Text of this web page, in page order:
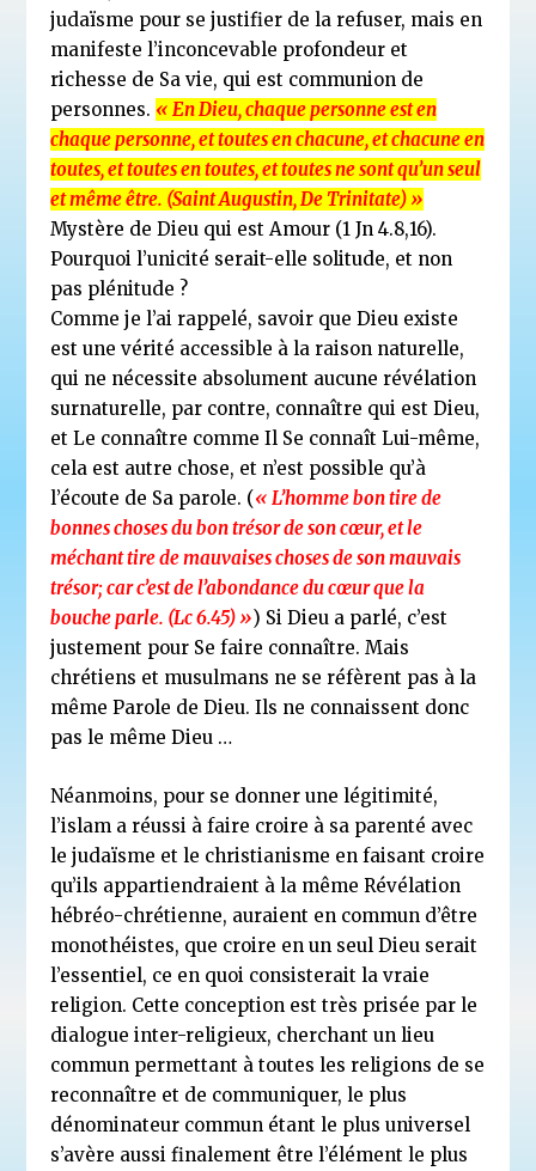
judaïsme pour se justifier de la refuser, mais en
manifeste l’inconcevable profondeur et
richesse de Sa vie, qui est communion de
personnes. « En Dieu, chaque personne est en
chaque personne, et toutes en chacune, et chacune en
toutes, et toutes en toutes, et toutes ne sont qu’un seul
et même être. (Saint Augustin, De Trinitate) »
Mystère de Dieu qui est Amour (1 Jn 4.8,16).
Pourquoi l’unicité serait-elle solitude, et non
pas plénitude ?
Comme je l’ai rappelé, savoir que Dieu existe
est une vérité accessible à la raison naturelle,
qui ne nécessite absolument aucune révélation
surnaturelle, par contre, connaître qui est Dieu,
et Le connaître comme Il Se connaît Lui-même,
cela est autre chose, et n’est possible qu’à
l’écoute de Sa parole. (« L’homme bon tire de
bonnes choses du bon trésor de son cœur, et le
méchant tire de mauvaises choses de son mauvais
trésor; car c’est de l’abondance du cœur que la
bouche parle. (Lc 6.45) ») Si Dieu a parlé, c’est
justement pour Se faire connaître. Mais
chrétiens et musulmans ne se réfèrent pas à la
même Parole de Dieu. Ils ne connaissent donc
pas le même Dieu …
Néanmoins, pour se donner une légitimité,
l’islam a réussi à faire croire à sa parenté avec
le judaïsme et le christianisme en faisant croire
qu’ils appartiendraient à la même Révélation
hébréo-chrétienne, auraient en commun d’être
monothéistes, que croire en un seul Dieu serait
l’essentiel, ce en quoi consisterait la vraie
religion. Cette conception est très prisée par le
dialogue inter-religieux, cherchant un lieu
commun permettant à toutes les religions de se
reconnaître et de communiquer, le plus
dénominateur commun étant le plus universel
s’avère aussi finalement être l’élément le plus